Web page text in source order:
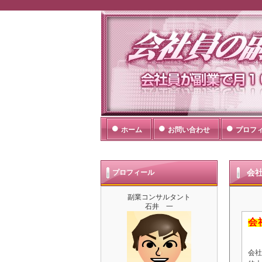
会社員の副業
会社員（サラリーマン・OL）
者でも迷わず取り組めるよう
ホーム お問い合わせ プロフ
会
会
会
プロフィール
副業コンサルタント
石井 一